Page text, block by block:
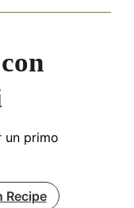
un primo
Recipe